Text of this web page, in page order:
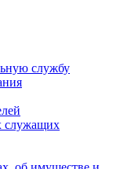
службу
служащих